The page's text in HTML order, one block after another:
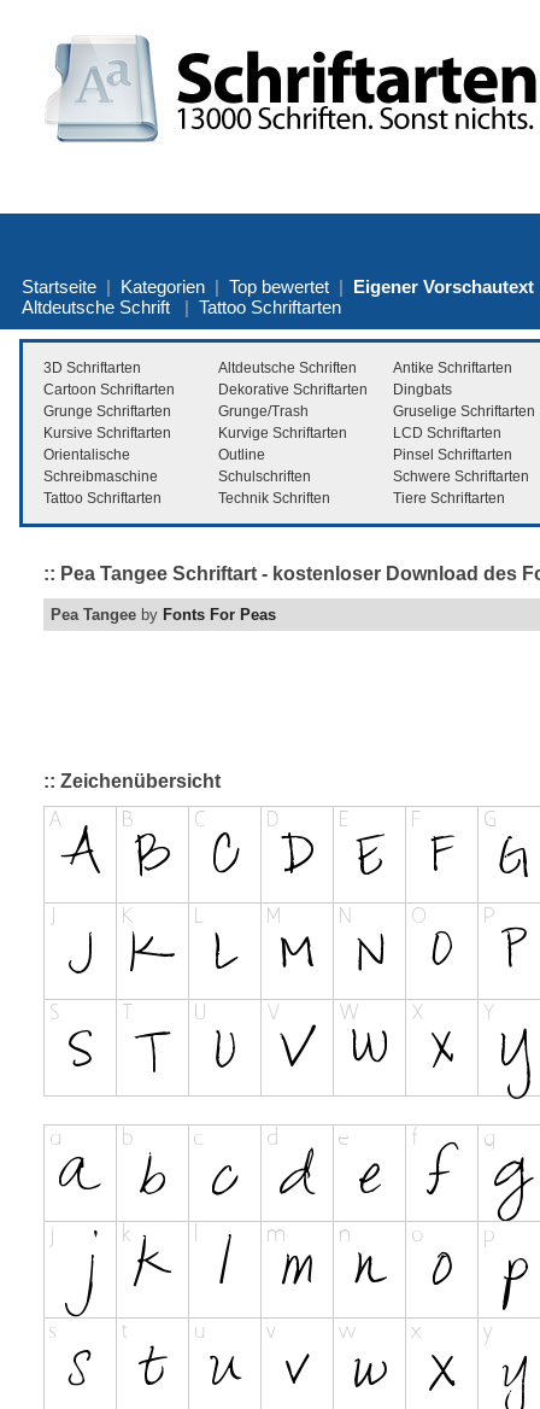
Startseite | Kategorien | Top bewertet | Eigener Vorschautext
Altdeutsche Schrift | Tattoo Schriftarten
3D Schriftarten Altdeutsche Schriften
Antike Schriftarten
Cartoon Schriftarten
Dekorative Schriftarten
Dingbats
Grunge Schriftarten
Grunge/Trash
Gruselige Schriftarten
Kursive Schriftarten
Kurvige Schriftarten
LCD Schriftarten
Orientalische
Outline
Pinsel Schriftarten
Schreibmaschine
Schulschriften
Schwere Schriftarten
Tattoo Schriftarten
Technik Schriften Tiere Schriftarten
:: Pea Tangee Schriftart - kostenloser Download des
Pea Tangee by Fonts For Peas
:: Zeichenübersicht